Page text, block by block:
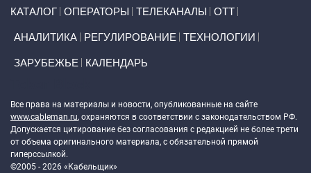
КАТАЛОГ ОПЕРАТОРЫ ТЕЛЕКАНАЛЫ ОТТ
АНАЛИТИКА РЕГУЛИРОВАНИЕ ТЕХНОЛОГИИ
ЗАРУБЕЖЬЕ КАЛЕНДАРЬ
Все права на материалы и новости, опубликованные на сайте
www.cableman.ru, охраняются в соответствии с законодательством РФ.
Допускается цитирование без согласования с редакцией не более трети
от объема оригинального материала, с обязательной прямой
гиперссылкой.
©2005 - 2026 «Кабельщик»